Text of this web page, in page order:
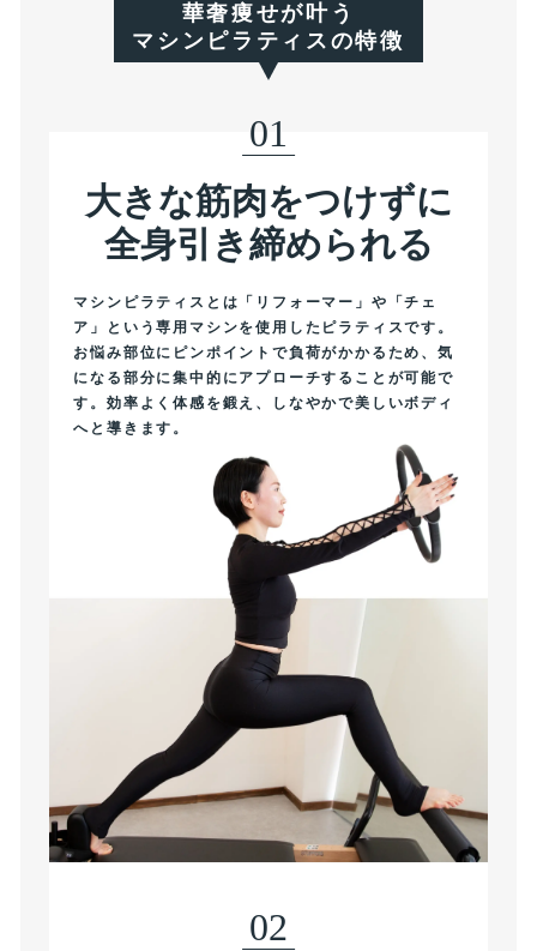
華奢痩せが叶う
マシンピラティスの特徴
01
大きな筋肉をつけずに
全身引き締められる
マシンピラティスとは「リフォーマー」や「チェ
ア」という専用マシンを使用したピラティスです。
お悩み部位にピンポイントで負荷がかかるため、気
になる部分に集中的にアプローチすることが可能で
す。効率よく体感を鍛え、しなやかで美しいボディ
へと導きます。
02